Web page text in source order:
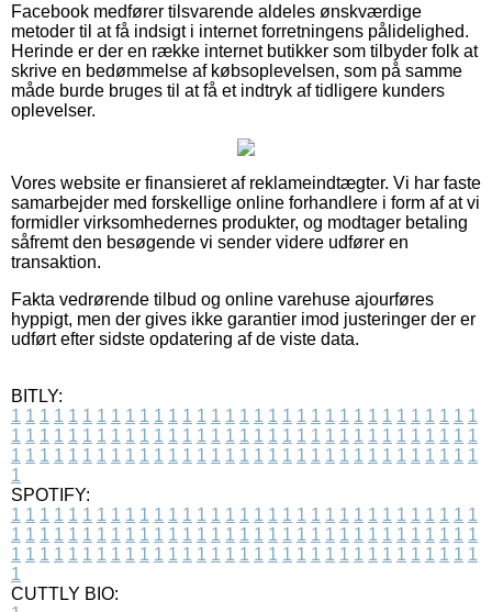
Facebook medfører tilsvarende aldeles ønskværdige
metoder til at få indsigt i internet forretningens pålidelighed.
Herinde er der en række internet butikker som tilbyder folk at
skrive en bedømmelse af købsoplevelsen, som på samme
måde burde bruges til at få et indtryk af tidligere kunders
oplevelser.
Vores website er finansieret af reklameindtægter. Vi har faste
samarbejder med forskellige online forhandlere i form af at vi
formidler virksomhedernes produkter, og modtager betaling
såfremt den besøgende vi sender videre udfører en
transaktion.
Fakta vedrørende tilbud og online varehuse ajourføres
hyppigt, men der gives ikke garantier imod justeringer der er
udført efter sidste opdatering af de viste data.
BITLY:
1 1 1 1 1 1 1 1 1 1 1 1 1 1 1 1 1 1 1 1 1 1 1 1 1 1 1 1 1 1 1 1 1
1 1 1 1 1 1 1 1 1 1 1 1 1 1 1 1 1 1 1 1 1 1 1 1 1 1 1 1 1 1 1 1 1
1 1 1 1 1 1 1 1 1 1 1 1 1 1 1 1 1 1 1 1 1 1 1 1 1 1 1 1 1 1 1 1 1
1
SPOTIFY:
1 1 1 1 1 1 1 1 1 1 1 1 1 1 1 1 1 1 1 1 1 1 1 1 1 1 1 1 1 1 1 1 1
1 1 1 1 1 1 1 1 1 1 1 1 1 1 1 1 1 1 1 1 1 1 1 1 1 1 1 1 1 1 1 1 1
1 1 1 1 1 1 1 1 1 1 1 1 1 1 1 1 1 1 1 1 1 1 1 1 1 1 1 1 1 1 1 1 1
1
CUTTLY BIO: